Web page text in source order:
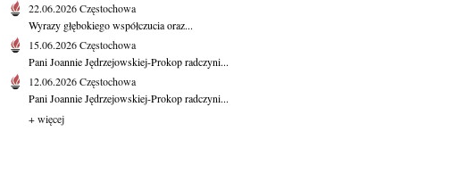
22.06.2026Częstochowa
Wyrazy głębokiego współczucia oraz...
15.06.2026Częstochowa
Pani Joannie Jędrzejowskiej-Prokop radczyni...
12.06.2026Częstochowa
Pani Joannie Jędrzejowskiej-Prokop radczyni...
+ więcej